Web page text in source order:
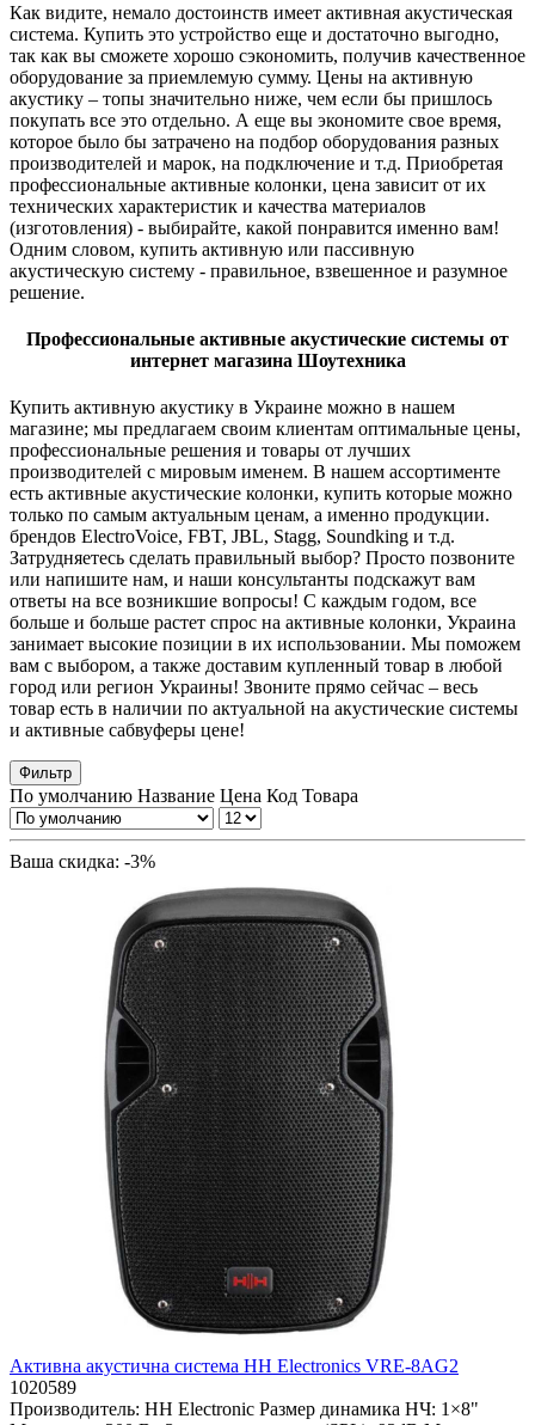
Как видите, немало достоинств имеет активная акустическая
система. Купить это устройство еще и достаточно выгодно,
так как вы сможете хорошо сэкономить, получив качественное
оборудование за приемлемую сумму. Цены на активную
акустику – топы значительно ниже, чем если бы пришлось
покупать все это отдельно. А еще вы экономите свое время,
которое было бы затрачено на подбор оборудования разных
производителей и марок, на подключение и т.д. Приобретая
профессиональные активные колонки, цена зависит от их
технических характеристик и качества материалов
(изготовления) - выбирайте, какой понравится именно вам!
Одним словом, купить активную или пассивную
акустическую систему - правильное, взвешенное и разумное
решение.
Профессиональные активные акустические системы от
интернет магазина Шоутехника
Купить активную акустику в Украине можно в нашем
магазине; мы предлагаем своим клиентам оптимальные цены,
профессиональные решения и товары от лучших
производителей с мировым именем. В нашем ассортименте
есть активные акустические колонки, купить которые можно
только по самым актуальным ценам, а именно продукции.
брендов ElectroVoice, FBT, JBL, Stagg, Soundking и т.д.
Затрудняетесь сделать правильный выбор? Просто позвоните
или напишите нам, и наши консультанты подскажут вам
ответы на все возникшие вопросы! С каждым годом, все
больше и больше растет спрос на активные колонки, Украина
занимает высокие позиции в их использовании. Мы поможем
вам с выбором, а также доставим купленный товар в любой
город или регион Украины! Звоните прямо сейчас – весь
товар есть в наличии по актуальной на акустические системы
и активные сабвуферы цене!
Фильтр
По умолчанию Название Цена Код Товара
Ваша скидка: -3%
Активна акустична система HH Electronics VRE-8AG2
1020589
Производитель: HH Electronic Размер динамика НЧ: 1×8"